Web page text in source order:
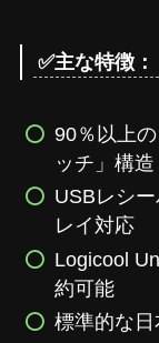
✅主な特徴：
90％以上
ッチ」構造
USBレシ
レイ対応
Logicool
約可能
標準的な